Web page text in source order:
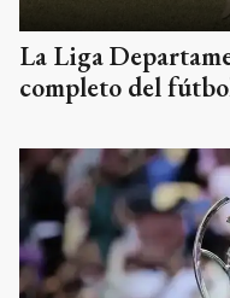
La Liga
completo del